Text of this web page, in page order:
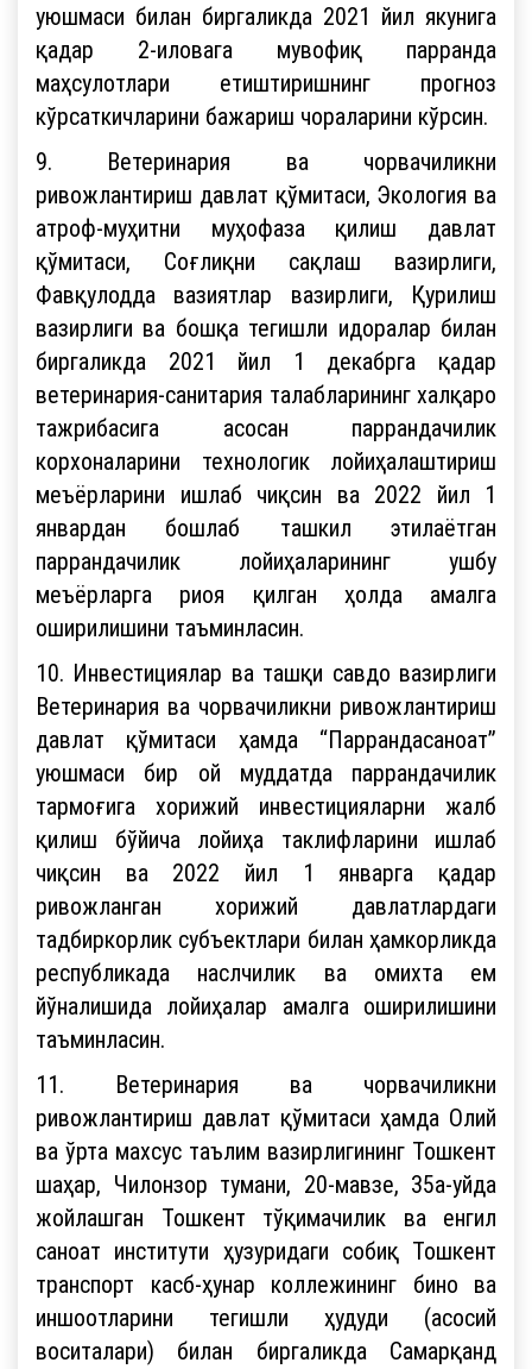
уюшмаси билан биргаликда 2021 йил якунига
қадар 2-иловага мувофиқ парранда
маҳсулотлари етиштиришнинг прогноз
кўрсаткичларини бажариш чораларини кўрсин.
9. Ветеринария ва чорвачиликни
ривожлантириш давлат қўмитаси, Экология ва
атроф-муҳитни муҳофаза қилиш давлат
қўмитаси, Соғлиқни сақлаш вазирлиги,
Фавқулодда вазиятлар вазирлиги, Қурилиш
вазирлиги ва бошқа тегишли идоралар билан
биргаликда 2021 йил 1 декабрга қадар
ветеринария-санитария талабларининг халқаро
тажрибасига асосан паррандачилик
корхоналарини технологик лойиҳалаштириш
меъёрларини ишлаб чиқсин ва 2022 йил 1
январдан бошлаб ташкил этилаётган
паррандачилик лойиҳаларининг ушбу
меъёрларга риоя қилган ҳолда амалга
оширилишини таъминласин.
10. Инвестициялар ва ташқи савдо вазирлиги
Ветеринария ва чорвачиликни ривожлантириш
давлат қўмитаси ҳамда “Паррандасаноат”
уюшмаси бир ой муддатда паррандачилик
тармоғига хорижий инвестицияларни жалб
қилиш бўйича лойиҳа таклифларини ишлаб
чиқсин ва 2022 йил 1 январга қадар
ривожланган хорижий давлатлардаги
тадбиркорлик субъектлари билан ҳамкорликда
республикада наслчилик ва омихта ем
йўналишида лойиҳалар амалга оширилишини
таъминласин.
11. Ветеринария ва чорвачиликни
ривожлантириш давлат қўмитаси ҳамда Олий
ва ўрта махсус таълим вазирлигининг Тошкент
шаҳар, Чилонзор тумани, 20-мавзе, 35а-уйда
жойлашган Тошкент тўқимачилик ва енгил
саноат институти ҳузуридаги собиқ Тошкент
транспорт касб-ҳунар коллежининг бино ва
иншоотларини тегишли ҳудуди (асосий
воситалари) билан биргаликда Самарқанд